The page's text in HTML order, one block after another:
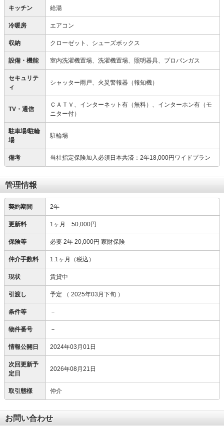
キッチン 給湯
冷暖房 エアコン
収納 クローゼット、シューズボックス
設備・機能 室内洗濯機置場、洗濯機置場、照明器具、プロパンガス
セキュリテ
ィ
シャッター雨戸、火災警報器（報知機）
TV・通信
ＣＡＴＶ、インターネット有（無料）、インターホン有（モ
ニター付）
駐車場/駐輪
場
駐輪場
備考 当社指定保険加入必須日本共済：2年18,000円ワイドプラン
管理情報
契約期間 2年
更新料 1ヶ月 50,000円
保険等 必要 2年 20,000円 家財保険
仲介手数料 1.1ヶ月（税込）
現状 賃貸中
引渡し 予定 （ 2025年03月下旬 ）
条件等 －
物件番号 －
情報公開日 2024年03月01日
次回更新予
定日
2026年08月21日
取引態様 仲介
お問い合わせ